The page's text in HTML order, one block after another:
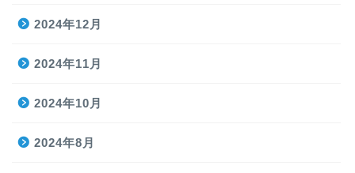
2024年12月
2024年11月
2024年10月
2024年8月